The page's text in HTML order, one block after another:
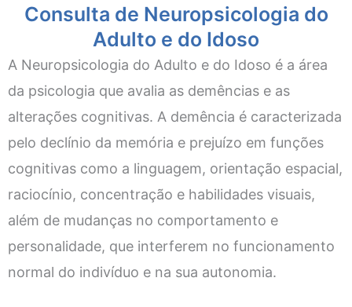
Consulta de Neuropsicologia do
Adulto e do Idoso
A Neuropsicologia do Adulto e do Idoso é a área
da psicologia que avalia as demências e as
alterações cognitivas. A demência é caracterizada
pelo declínio da memória e prejuízo em funções
cognitivas como a linguagem, orientação espacial,
raciocínio, concentração e habilidades visuais,
além de mudanças no comportamento e
personalidade, que interferem no funcionamento
normal do indivíduo e na sua autonomia.